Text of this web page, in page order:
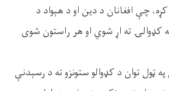
چې افغانان د دین او د هېواد د
کډوالۍ ته اړ شوي او هر راستون شوی
ټول توان د کډوالو ستونزو ته د رسېدنې